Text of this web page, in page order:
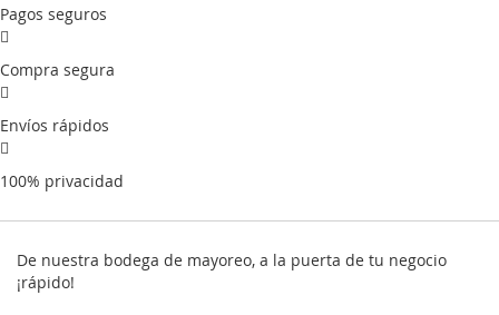
Pagos seguros
Compra segura
Envíos rápidos
100% privacidad
De nuestra bodega de mayoreo, a la puerta de tu negocio
¡rápido!